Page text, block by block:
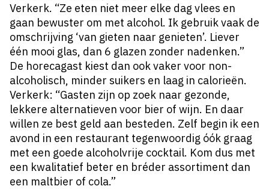
Verkerk. “Ze eten niet meer elke dag vlees en
gaan bewuster om met alcohol. Ik gebruik vaak de
omschrijving ‘van gieten naar genieten’. Liever
één mooi glas, dan 6 glazen zonder nadenken.”
De horecagast kiest dan ook vaker voor non-
alcoholisch, minder suikers en laag in calorieën.
Verkerk: “Gasten zijn op zoek naar gezonde,
lekkere alternatieven voor bier of wijn. En daar
willen ze best geld aan besteden. Zelf begin ik een
avond in een restaurant tegenwoordig óók graag
met een goede alcoholvrije cocktail. Kom dus met
een kwalitatief beter en bréder assortiment dan
een maltbier of cola.”